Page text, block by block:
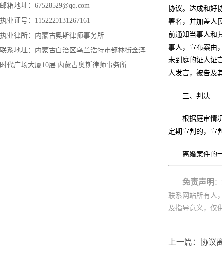
邮箱地址：67528529@qq.com
执业证号：1152220131267161
执业律所：内蒙古奥斯律师事务所
联系地址：内蒙古自治区乌兰浩特市都林街金泽
时代广场大厦10层 内蒙古奥斯律师事务所
协议。达成和好
署名，并加盖人
前通知当事人和
事人，宣布案由
未到庭的证人证
人发言，被告及
三、判决
根据庭审情
定期宣判的，宣
离婚案件的
免责声明
联系网站所有人
及指导意义，仅
上一篇：协议